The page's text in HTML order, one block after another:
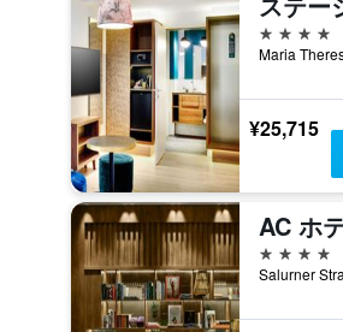
4つ星
¥25,715
4つ星